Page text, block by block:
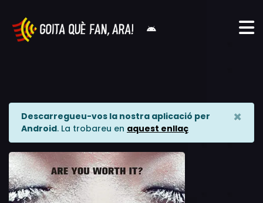
Descarregueu-vos la nostra aplicació per
Android. La trobareu en aquest enllaç
×